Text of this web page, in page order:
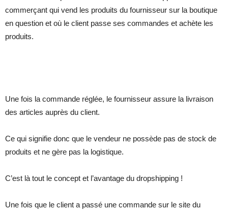
commerçant qui vend les produits du fournisseur sur la boutique
en question et où le client passe ses commandes et achète les
produits.
Une fois la commande réglée, le fournisseur assure la livraison
des articles auprès du client.
Ce qui signifie donc que le vendeur ne possède pas de stock de
produits et ne gère pas la logistique.
C’est là tout le concept et l’avantage du dropshipping !
Une fois que le client a passé une commande sur le site du